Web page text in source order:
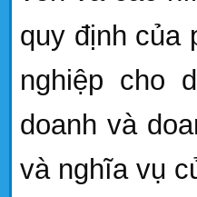
quy định của
nghiệp cho
doanh và
và nghĩa vụ